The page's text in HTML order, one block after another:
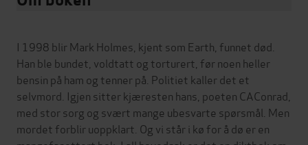
I 1998 blir Mark Holmes, kjent som Earth, funnet død.
Han ble bundet, voldtatt og torturert, før noen heller
bensin på ham og tenner på. Politiet kaller det et
selvmord. Igjen sitter kjæresten hans, poeten CAConrad,
med stor sorg og svært mange ubesvarte spørsmål. Men
mordet forblir uoppklart. Og vi står i kø for å dø er en